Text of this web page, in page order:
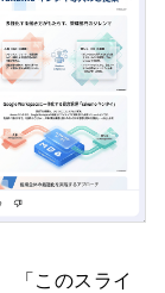
「このスライ